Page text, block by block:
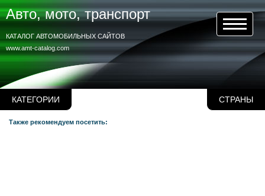
КАТЕГОРИИ СТРАНЫ
Авто, мото, транспорт
www.amt-catalog.com
КАТАЛОГ АВТОМОБИЛЬНЫХ САЙТОВ
Также рекомендуем посетить: